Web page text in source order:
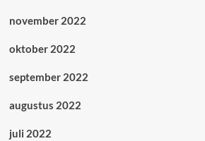
november 2022
oktober 2022
september 2022
augustus 2022
juli 2022